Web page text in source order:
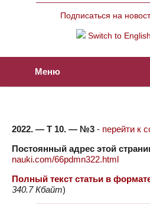
Подписаться на
Switch to
Меню
2022. — Т 10. — №3 - перейти к
Постоянный адрес этой
nauki.com/66pdmn322.html
Полный текст статьи в
340.7 Кбайт)